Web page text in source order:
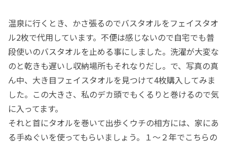
温泉に行くとき、かさ張るのでバスタオルをフェイスタオ
ル2枚で代用しています。不便は感じないので自宅でも普
段使いのバスタオルを止める事にしました。洗濯が大変な
のと乾きも遅いし収納場所もそれなりだし。で、写真の真
ん中、大き目フェイスタオルを見つけて4枚購入してみま
した。この大きさ、私のデカ頭でもくるりと巻けるので気
に入ってます。
それと首にタオルを巻いて出歩くウチの相方には、家にあ
る手ぬぐいを使ってもらいましょう。１～２年でこちらの